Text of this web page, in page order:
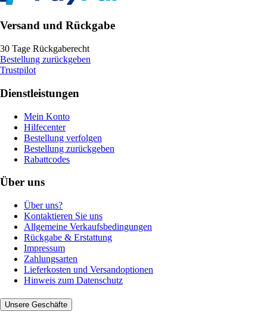
Versand und Rückgabe
30 Tage Rückgaberecht
Bestellung zurückgeben
Trustpilot
Dienstleistungen
Mein Konto
Hilfecenter
Bestellung verfolgen
Bestellung zurückgeben
Rabattcodes
Über uns
Über uns?
Kontaktieren Sie uns
Allgemeine Verkaufsbedingungen
Rückgabe & Erstattung
Impressum
Zahlungsarten
Lieferkosten und Versandoptionen
Hinweis zum Datenschutz
Unsere Geschäfte